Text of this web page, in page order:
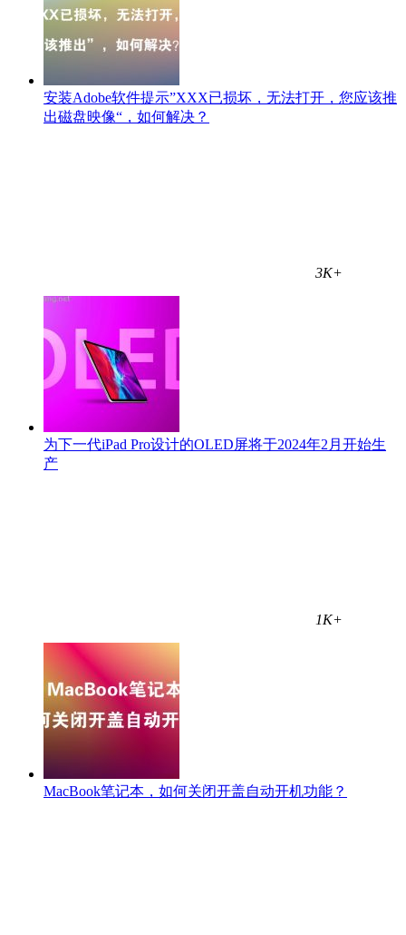
安装Adobe软件提示”XXX已损坏，无法打开，您应该推
出磁盘映像“，如何解决？
3K+
为下一代iPad Pro设计的OLED屏将于2024年2月开始生
产
1K+
MacBook笔记本，如何关闭开盖自动开机功能？